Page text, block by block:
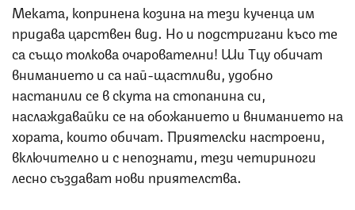
Меката, копринена козина на тези кученца им
придава царствен вид. Но и подстригани късо те
са също толкова очарователни! Ши Тцу обичат
вниманието и са най-щастливи, удобно
настанили се в скута на стопанина си,
наслаждавайки се на обожанието и вниманието на
хората, които обичат. Приятелски настроени,
включително и с непознати, тези четириноги
лесно създават нови приятелства.